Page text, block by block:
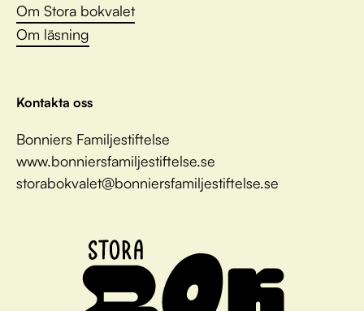
Om Stora bokvalet
Om läsning
Kontakta oss
Bonniers Familjestiftelse
www.bonniersfamiljestiftelse.se
storabokvalet@bonniersfamiljestiftelse.se